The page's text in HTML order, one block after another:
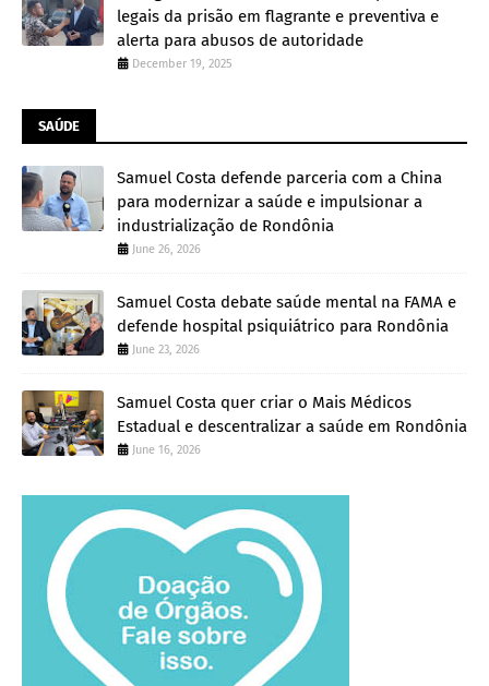
legais da prisão em flagrante e preventiva e
alerta para abusos de autoridade
December 19, 2025
SAÚDE
Samuel Costa defende parceria com a China
para modernizar a saúde e impulsionar a
industrialização de Rondônia
June 26, 2026
Samuel Costa debate saúde mental na FAMA e
defende hospital psiquiátrico para Rondônia
June 23, 2026
Samuel Costa quer criar o Mais Médicos
Estadual e descentralizar a saúde em Rondônia
June 16, 2026